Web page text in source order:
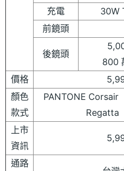
充電
30W
前鏡頭
後鏡頭
800
價格
顏色
款式
PANTONE Corsair
Regatta
上市
資訊
通路